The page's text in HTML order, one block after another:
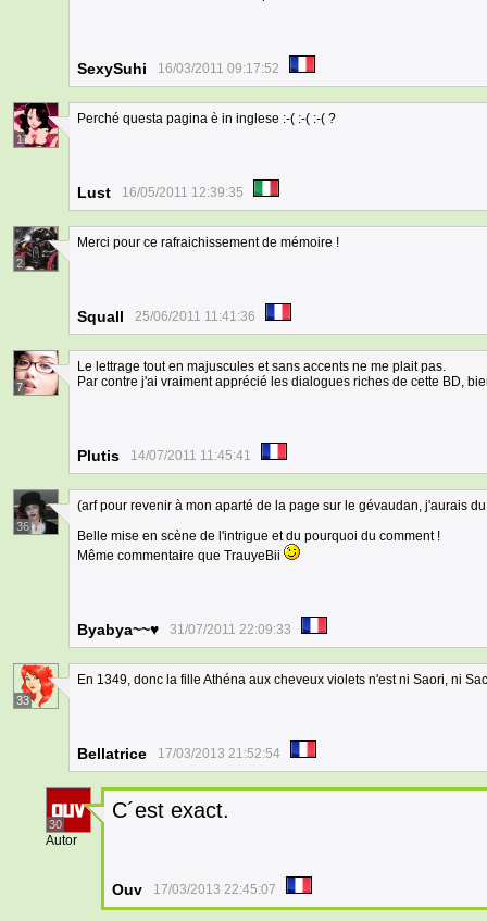
SexySuhi 16/03/2011 09:17:52
1
Perché questa pagina è in inglese :-( :-( :-( ?
Lust 16/05/2011 12:39:35
2
Merci pour ce rafraichissement de mémoire !
Squall 25/06/2011 11:41:36
7
Le lettrage tout en majuscules et sans accents ne me plait pas.
Par contre j'ai vraiment apprécié les dialogues riches de cette BD,
Plutis 14/07/2011 11:45:41
36
(arf pour revenir à mon aparté de la page sur le gévaudan, j'aurais
Belle mise en scène de l'intrigue et du pourquoi du comment !
Même commentaire que TrauyeBii
Byabya~~♥ 31/07/2011 22:09:33
33
En 1349, donc la fille Athéna aux cheveux violets n'est ni Saori, ni
Bellatrice 17/03/2013 21:52:54
30
Autor
C´est exact.
Ouv 17/03/2013 22:45:07